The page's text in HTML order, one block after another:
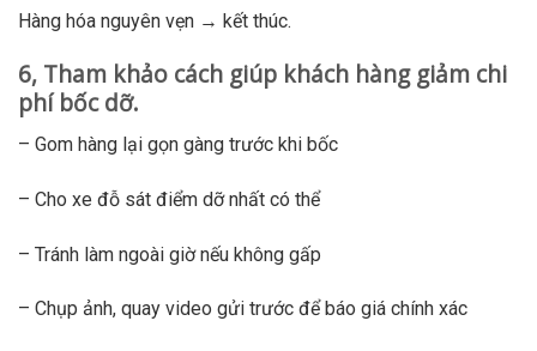
Hàng hóa nguyên vẹn → kết thúc.
6, Tham khảo cách giúp khách hàng giảm chi
phí bốc dỡ.
– Gom hàng lại gọn gàng trước khi bốc
– Cho xe đỗ sát điểm dỡ nhất có thể
– Tránh làm ngoài giờ nếu không gấp
– Chụp ảnh, quay video gửi trước để báo giá chính xác